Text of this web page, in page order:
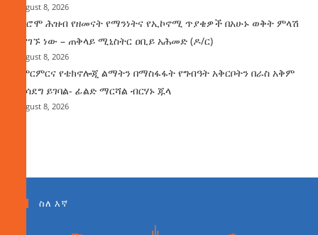
August 8, 2026
የኦሮሞ ሕዝብ የዘመናት የማንነትና የኢኮኖሚ ጥያቄዎች በአሁኑ ወቅት ምላሽ
እያገኙ ነው – ጠቅላይ ሚኒስትር ዐቢይ አሕመድ (ዶ/ር)
August 8, 2026
የምርምርና የቴክኖሎጂ ልማትን በማስፋፋት የግብዓት አቅርቦትን በራስ አቅም
ማሳደግ ይገባል- ፊልድ ማርሻል ብርሃኑ ጁላ
August 8, 2026
ስለ እኛ